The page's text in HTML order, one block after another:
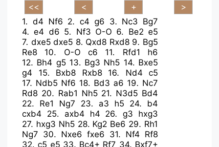
1. d4 Nf6 2. c4 g6 3. Nc3 Bg7
4.e4 d6 5. Nf3 O-O 6. Be2 e5
7. dxe5 dxe5 8. Qxd8 Rxd8 9. Bg5
Re8
10. O-O c6 11. Rfd1
h6
12. Bh4 g5 13. Bg3 Nh5 14. Bxe5
g4
15. Bxb8 Rxb8 16. Nd4
c5
17. Ndb5 Nf6 18. Bd3 a6 19. Nc7
Rd8 20. Rab1 Nh5 21. N3d5 Bd4
22. Re1 Ng7 23. a3 h5 24. b4
cxb4
25. axb4 h4 26.g3
hxg3
27. hxg3 Nh5 28. Kg2 Be6 29. Rh1
Ng7 30. Nxe6 fxe6 31. Nf4 Rf8
32.c5 e5 33. Bc4+ Rf7 34. Bxf7+